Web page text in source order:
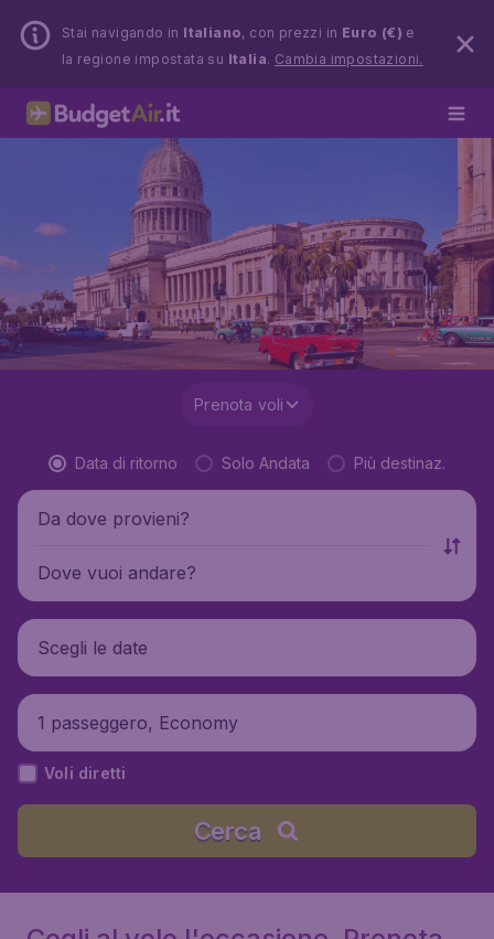
Stai navigando in Italiano, con prezzi in Euro (€) e
la regione impostata su Italia. Cambia impostazioni.
Prenota voli
Data di ritorno Solo Andata Più destinaz.
Da dove provieni?
Dove vuoi andare?
Scegli le date
1 passeggero, Economy
Voli diretti
Cerca